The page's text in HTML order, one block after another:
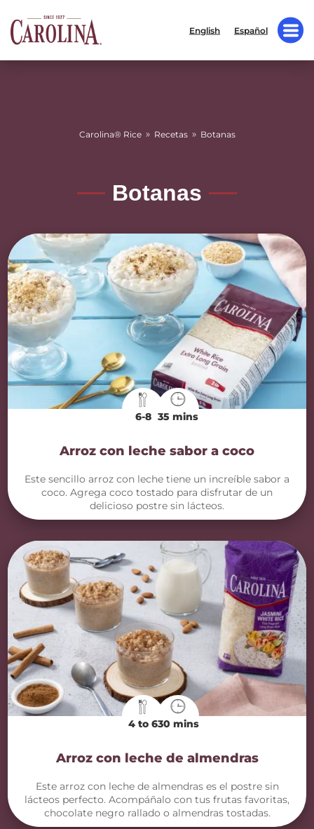
English Español
Carolina® Rice » Recetas » Botanas
Botanas
6-8 35 mins
Arroz con leche sabor a coco
Este sencillo arroz con leche tiene un increíble sabor a
coco. Agrega coco tostado para disfrutar de un
delicioso postre sin lácteos.
4 to 630 mins
Arroz con leche de almendras
Este arroz con leche de almendras es el postre sin
lácteos perfecto. Acompáñalo con tus frutas favoritas,
chocolate negro rallado o almendras tostadas.